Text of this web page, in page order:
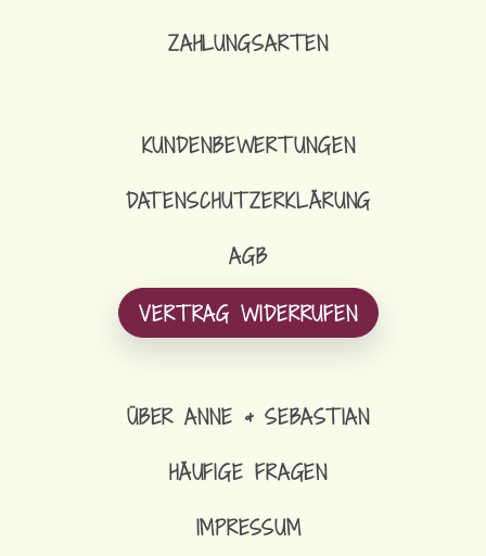
ZAHLUNGSARTEN
KUNDENBEWERTUNGEN
DATENSCHUTZERKLÄRUNG
AGB
VERTRAG WIDERRUFEN
ÜBER ANNE & SEBASTIAN
HÄUFIGE FRAGEN
IMPRESSUM